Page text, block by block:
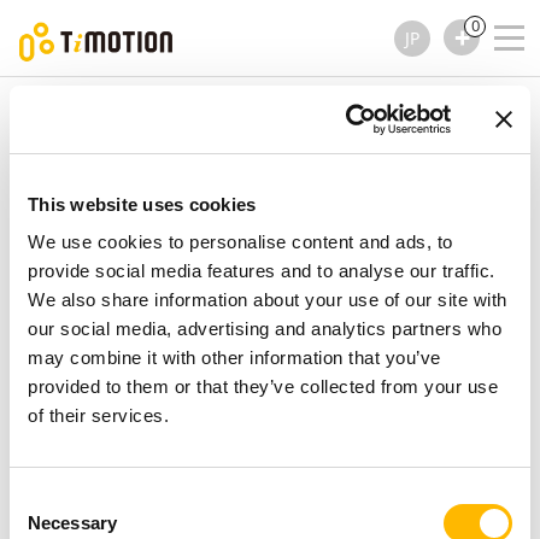
This website uses cookies
We use cookies to personalise content and ads, to
provide social media features and to analyse our traffic.
We also share information about your use of our site with
our social media, advertising and analytics partners who
may combine it with other information that you’ve
provided to them or that they’ve collected from your use
of their services.
Selection
Necessary
JP
0
TL20S シリーズ
コラム